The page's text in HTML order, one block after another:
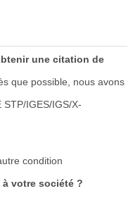
une citation de
que possible, nous avons
IGES/IGS/X-
condition
votre société ?